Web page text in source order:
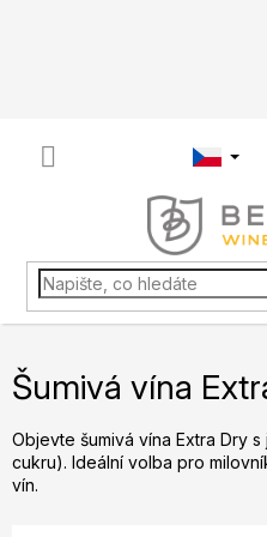
Šumivá vína
Objevte šumivá vína Extra Dry s
cukru). Ideální volba pro
vín.